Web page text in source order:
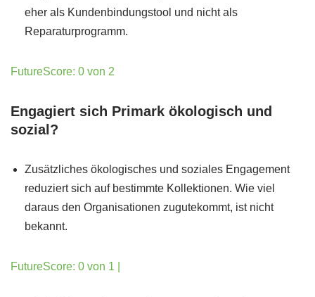
eher als Kundenbindungstool und nicht als
Reparaturprogramm.
FutureScore: 0 von 2
Engagiert sich Primark ökologisch und
sozial?
Zusätzliches ökologisches und soziales Engagement
reduziert sich auf bestimmte Kollektionen. Wie viel
daraus den Organisationen zugutekommt, ist nicht
bekannt.
FutureScore: 0 von 1 |